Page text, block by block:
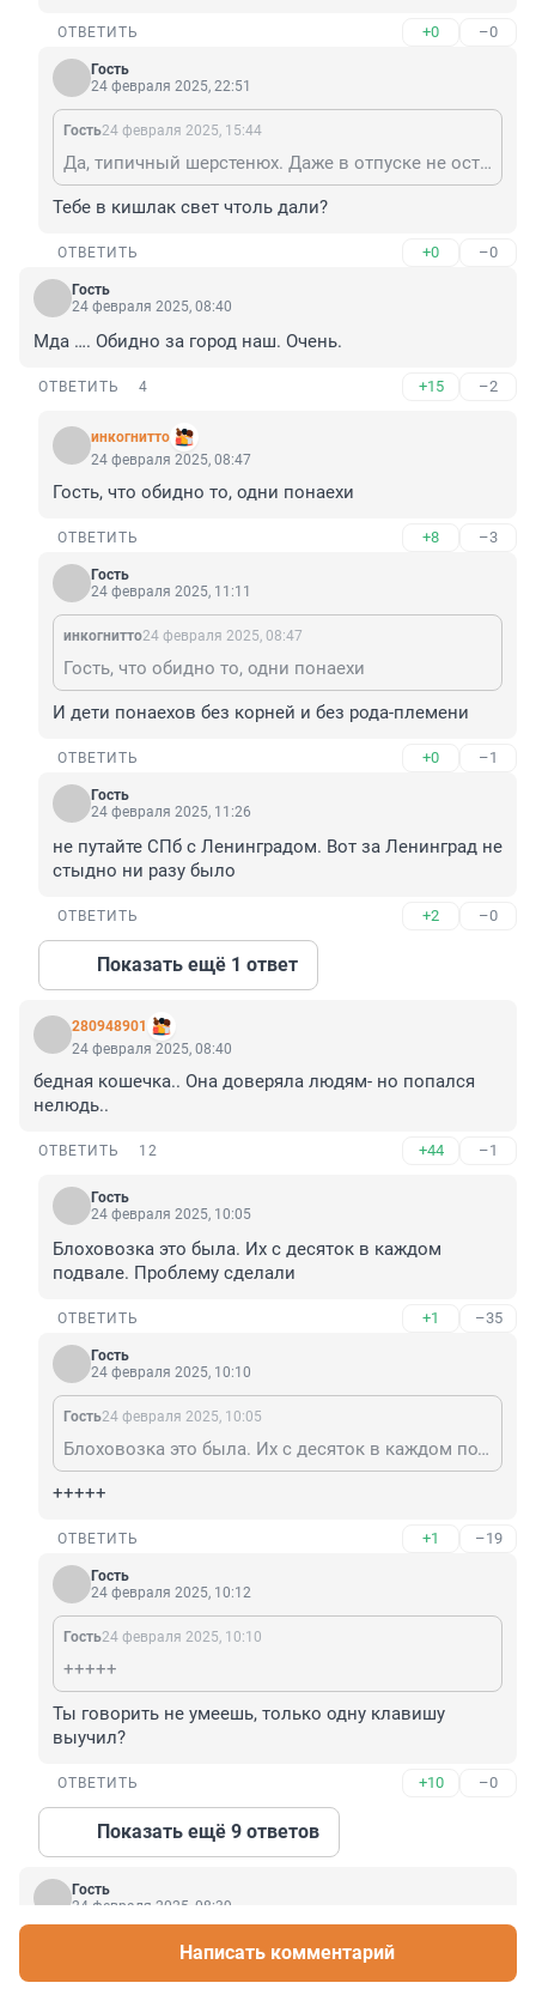
ОТВЕТИТЬ +0 –0
Гость
24 февраля 2025, 22:51
Гость24 февраля 2025, 15:44
Да, типичный шерстенюх. Даже в отпуске не оставил своего промысла. 🥱
Тебе в кишлак свет чтоль дали?
ОТВЕТИТЬ +0 –0
Гость
24 февраля 2025, 08:40
Мда …. Обидно за город наш. Очень.
ОТВЕТИТЬ 4 +15 –2
инкогнитто
24 февраля 2025, 08:47
Гость, что обидно то, одни понаехи
ОТВЕТИТЬ +8 –3
Гость
24 февраля 2025, 11:11
инкогнитто24 февраля 2025, 08:47
Гость, что обидно то, одни понаехи
И дети понаехов без корней и без рода-племени
ОТВЕТИТЬ +0 –1
Гость
24 февраля 2025, 11:26
не путайте СПб с Ленинградом. Вот за Ленинград не
стыдно ни разу было
ОТВЕТИТЬ +2 –0
Показать ещё 1 ответ
280948901
24 февраля 2025, 08:40
бедная кошечка.. Она доверяла людям- но попался
нелюдь..
ОТВЕТИТЬ 12 +44 –1
Гость
24 февраля 2025, 10:05
Блоховозка это была. Их с десяток в каждом
подвале. Проблему сделали
ОТВЕТИТЬ +1 –35
Гость
24 февраля 2025, 10:10
Гость24 февраля 2025, 10:05
Блоховозка это была. Их с десяток в каждом подвале. Проблему сделали
+++++
ОТВЕТИТЬ +1 –19
Гость
24 февраля 2025, 10:12
Гость24 февраля 2025, 10:10
+++++
Ты говорить не умеешь, только одну клавишу
выучил?
ОТВЕТИТЬ +10 –0
Показать ещё 9 ответов
Гость
24 февраля 2025, 08:39
Стыдно , что человек из Санкт- Петербурга. Больной
Написать комментарий